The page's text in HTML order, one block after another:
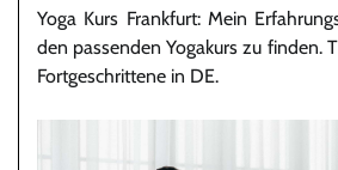
Yoga Kurs Frankfurt: Mein
den passenden Yogakurs zu finden.
Fortgeschrittene in DE.